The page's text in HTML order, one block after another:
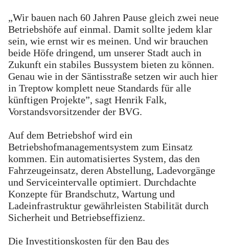
„Wir bauen nach 60 Jahren Pause gleich zwei neue
Betriebshöfe auf einmal. Damit sollte jedem klar
sein, wie ernst wir es meinen. Und wir brauchen
beide Höfe dringend, um unserer Stadt auch in
Zukunft ein stabiles Bussystem bieten zu können.
Genau wie in der Säntisstraße setzen wir auch hier
in Treptow komplett neue Standards für alle
künftigen Projekte”, sagt Henrik Falk,
Vorstandsvorsitzender der BVG.
Auf dem Betriebshof wird ein
Betriebshofmanagementsystem zum Einsatz
kommen. Ein automatisiertes System, das den
Fahrzeugeinsatz, deren Abstellung, Ladevorgänge
und Serviceintervalle optimiert. Durchdachte
Konzepte für Brandschutz, Wartung und
Ladeinfrastruktur gewährleisten Stabilität durch
Sicherheit und Betriebseffizienz.
Die Investitionskosten für den Bau des